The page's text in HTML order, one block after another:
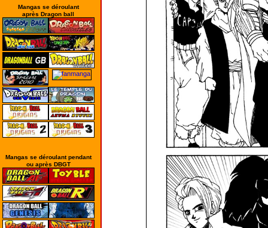
Mangas se déroulant
après Dragon ball
Mangas se déroulant pendant
ou après DBGT